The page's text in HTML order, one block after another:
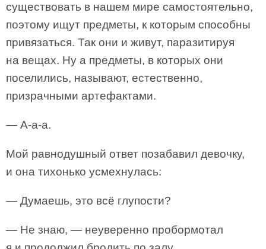
существовать в нашем мире самостоятельно,
поэтому ищут предметы, к которым способны
привязаться. Так они и живут, паразитируя
на вещах. Ну а предметы, в которых они
поселились, называют, естественно,
призрачными артефактами.
— А-а-а.
Мой равнодушный ответ позабавил девочку,
и она тихонько усмехнулась:
— Думаешь, это всё глупости?
— Не знаю, — неуверенно пробормотал